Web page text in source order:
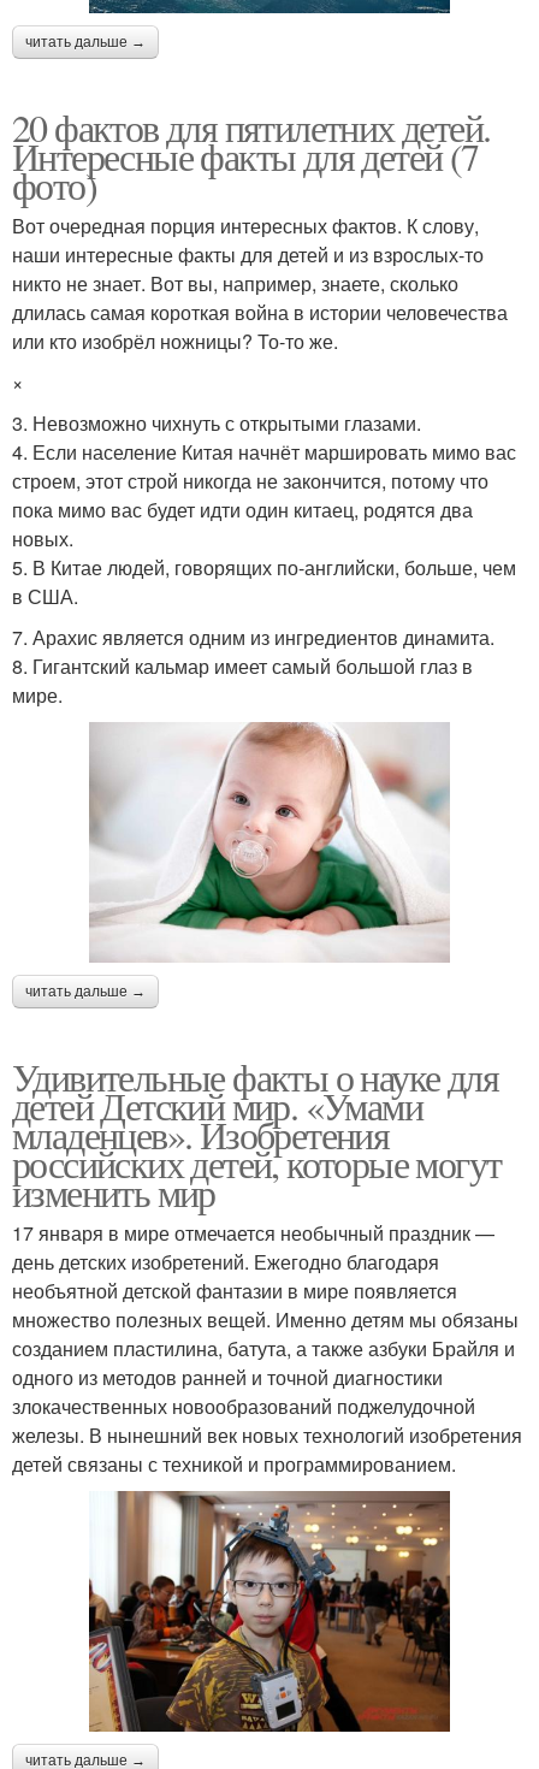
читать дальше →
20 фактов для пятилетних детей.
Интересные факты для детей (7
фото)
Вот очередная порция интересных фактов. К слову,
наши интересные факты для детей и из взрослых-то
никто не знает. Вот вы, например, знаете, сколько
длилась самая короткая война в истории человечества
или кто изобрёл ножницы? То-то же.
×
3. Невозможно чихнуть с открытыми глазами.
4. Если население Китая начнёт маршировать мимо вас
строем, этот строй никогда не закончится, потому что
пока мимо вас будет идти один китаец, родятся два
новых.
5. В Китае людей, говорящих по-английски, больше, чем
в США.
7. Арахис является одним из ингредиентов динамита.
8. Гигантский кальмар имеет самый большой глаз в
мире.
читать дальше →
Удивительные факты о науке для
детей Детский мир. «Умами
младенцев». Изобретения
российских детей, которые могут
изменить мир
17 января в мире отмечается необычный праздник —
день детских изобретений. Ежегодно благодаря
необъятной детской фантазии в мире появляется
множество полезных вещей. Именно детям мы обязаны
созданием пластилина, батута, а также азбуки Брайля и
одного из методов ранней и точной диагностики
злокачественных новообразований поджелудочной
железы. В нынешний век новых технологий изобретения
детей связаны с техникой и программированием.
читать дальше →